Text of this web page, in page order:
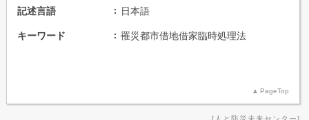
記述言語 日本語
キーワード 罹災都市借地借家臨時処理法
PageTop
人と防災未来センター